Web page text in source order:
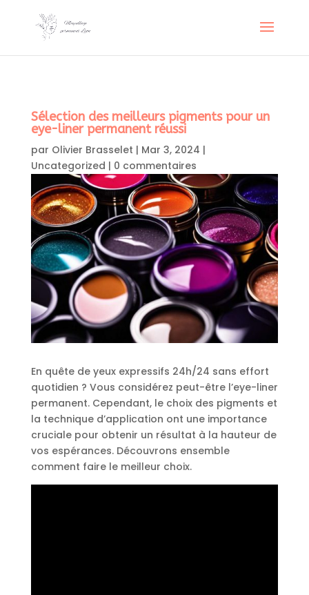
Sélection des meilleurs pigments pour un
eye-liner permanent réussi
par Olivier Brasselet | Mar 3, 2024 |
Uncategorized | 0 commentaires
En quête de yeux expressifs 24h/24 sans effort
quotidien ? Vous considérez peut-être l’eye-liner
permanent. Cependant, le choix des pigments et
la technique d’application ont une importance
cruciale pour obtenir un résultat à la hauteur de
vos espérances. Découvrons ensemble
comment faire le meilleur choix.